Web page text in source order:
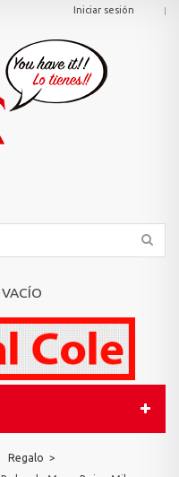
Iniciar sesión
VACÍO
Regalo >